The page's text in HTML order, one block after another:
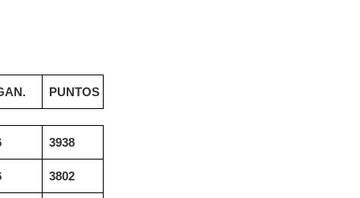
PUNTOS
3938
3802